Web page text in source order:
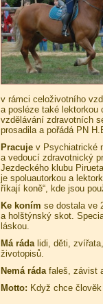
v rámci celoživotního
a posléze také lektorkou
vzdělávání zdravotních
prosadila a pořádá PN
Pracujev Psychiatrické
a vedoucí zdravotnický
Jezdeckého klubu
je spoluautorkou a
říkají koně“, kde jsou
Ke koním se dostala ve
a holštýnský skot.
láskou.
Má rádalidi, děti,
životopisů.
Nemá rádafaleš, závist
Motto: Když chce